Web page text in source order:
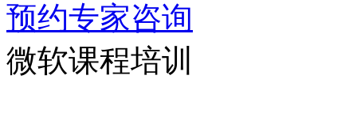
预约专家咨询
微软课程培训